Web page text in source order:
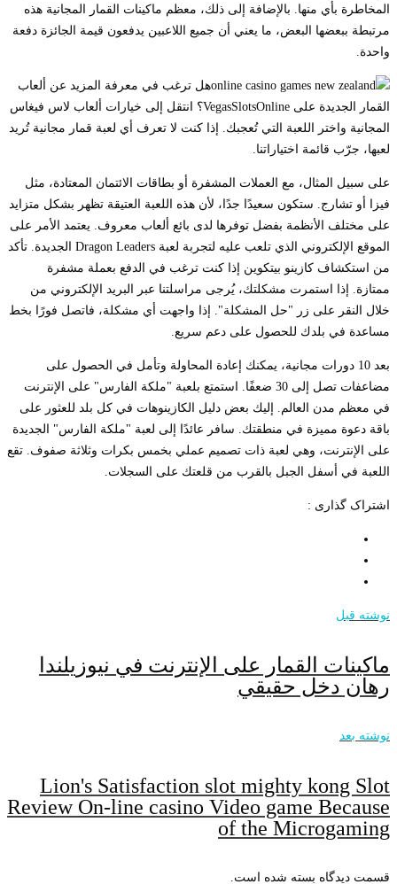
المخاطرة بأي منها. بالإضافة إلى ذلك، معظم ماكينات القمار المجانية هذه
مرتبطة ببعضها البعض، ما يعني أن جميع اللاعبين يدفعون قيمة الجائزة دفعة
واحدة.
هل ترغب في معرفة المزيد عن ألعاب
القمار الجديدة على VegasSlotsOnline؟ انتقل إلى خيارات ألعاب لاس فيغاس
المجانية واختر اللعبة التي تُعجبك. إذا كنت لا تعرف أي لعبة قمار مجانية تُريد
لعبها، جرّب قائمة اختياراتنا.
على سبيل المثال، مع العملات المشفرة أو بطاقات الائتمان المعتادة، مثل
فيزا أو تشارج. ستكون سعيدًا جدًا، لأن هذه اللعبة العتيقة تظهر بشكل متزايد
على مختلف الأنظمة بفضل توفرها لدى بائع ألعاب معروف. يعتمد الأمر على
الموقع الإلكتروني الذي تلعب عليه لتجربة لعبة Dragon Leaders الجديدة. تأكد
من استكشاف كازينو بيتكوين إذا كنت ترغب في الدفع بعملة مشفرة
ممتازة. إذا استمرت مشكلتك، يُرجى مراسلتنا عبر البريد الإلكتروني من
خلال النقر على زر "حل المشكلة". إذا واجهت أي مشكلة، فاتصل فورًا بخط
مساعدة في بلدك للحصول على دعم سريع.
بعد 10 دورات مجانية، يمكنك إعادة المحاولة وتأمل في الحصول على
مضاعفات تصل إلى 30 ضعفًا. استمتع بلعبة "ملكة الفارس" على الإنترنت
في معظم مدن العالم. إليك بعض دليل الكازينوهات في كل بلد للعثور على
باقة دعوة مميزة في منطقتك. سافر عائدًا إلى لعبة "ملكة الفارس" الجديدة
على الإنترنت، وهي لعبة ذات تصميم عملي بخمس بكرات وثلاثة صفوف. تقع
اللعبة في أسفل الجبل بالقرب من قلعتك على السجلات.
اشتراک گذاری :
نوشته قبل
ماكينات القمار على الإنترنت في نيوزيلندا
رهان دخل حقيقي
نوشته بعد
Lion's Satisfaction slot mighty kong Slot
Review On-line casino Video game Because
of the Microgaming
قسمت دیدگاه بسته شده است.